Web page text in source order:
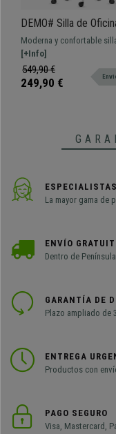
DEMO# Silla de
BAIKAL, Base
Brazos Ajustables,
Lumbar, en Tela color
Moderna y confortable
ergonómica, el modelo
para uso profesional dada
resistencia y comodidad.
[+Info]
549,90 €
249,90 €
La mayor gama de
ENVÍO
Dentro de Península
GARANTÍA DE
Plazo ampliado de
ENTREGA
Productos con
PAGO SEGURO
Visa, Mastercard,